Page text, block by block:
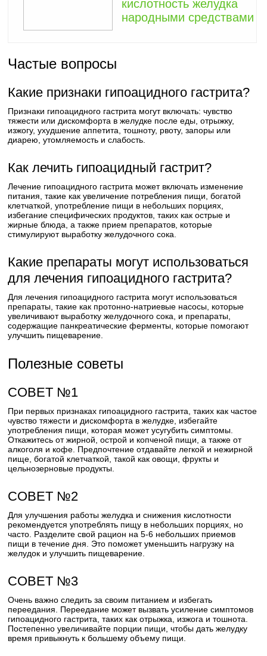
кислотность желудка
народными средствами
Частые вопросы
Какие признаки гипоацидного гастрита?
Признаки гипоацидного гастрита могут включать: чувство
тяжести или дискомфорта в желудке после еды, отрыжку,
изжогу, ухудшение аппетита, тошноту, рвоту, запоры или
диарею, утомляемость и слабость.
Как лечить гипоацидный гастрит?
Лечение гипоацидного гастрита может включать изменение
питания, такие как увеличение потребления пищи, богатой
клетчаткой, употребление пищи в небольших порциях,
избегание специфических продуктов, таких как острые и
жирные блюда, а также прием препаратов, которые
стимулируют выработку желудочного сока.
Какие препараты могут использоваться
для лечения гипоацидного гастрита?
Для лечения гипоацидного гастрита могут использоваться
препараты, такие как протонно-натриевые насосы, которые
увеличивают выработку желудочного сока, и препараты,
содержащие панкреатические ферменты, которые помогают
улучшить пищеварение.
Полезные советы
СОВЕТ №1
При первых признаках гипоацидного гастрита, таких как частое
чувство тяжести и дискомфорта в желудке, избегайте
употребления пищи, которая может усугубить симптомы.
Откажитесь от жирной, острой и копченой пищи, а также от
алкоголя и кофе. Предпочтение отдавайте легкой и нежирной
пище, богатой клетчаткой, такой как овощи, фрукты и
цельнозерновые продукты.
СОВЕТ №2
Для улучшения работы желудка и снижения кислотности
рекомендуется употреблять пищу в небольших порциях, но
часто. Разделите свой рацион на 5-6 небольших приемов
пищи в течение дня. Это поможет уменьшить нагрузку на
желудок и улучшить пищеварение.
СОВЕТ №3
Очень важно следить за своим питанием и избегать
переедания. Переедание может вызвать усиление симптомов
гипоацидного гастрита, таких как отрыжка, изжога и тошнота.
Постепенно увеличивайте порции пищи, чтобы дать желудку
время привыкнуть к большему объему пищи.